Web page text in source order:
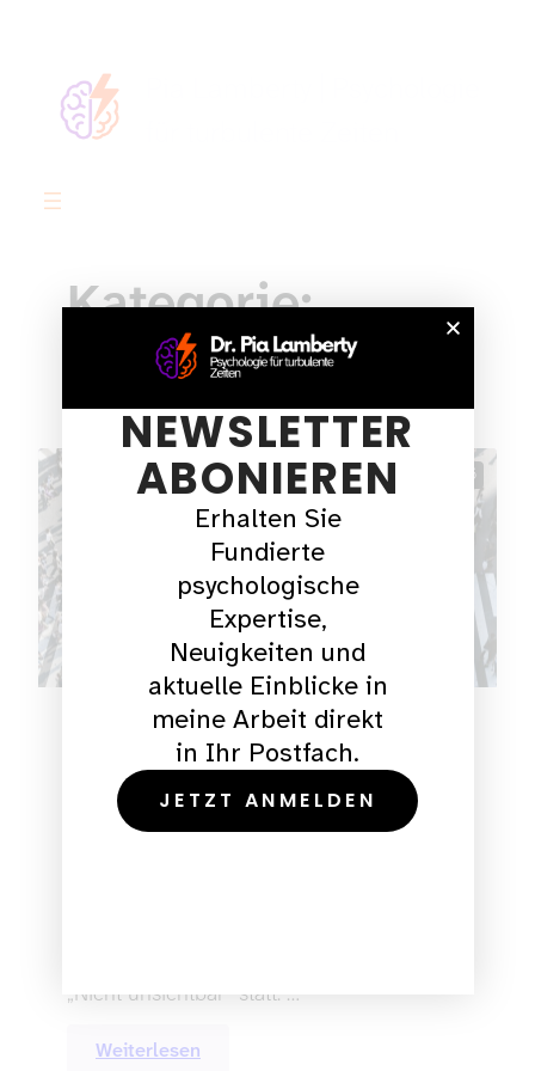
Kategorie:
Autismus
April 2, 2026
Autismus & Gesellschaft
Autismus und Gesellschaft
Weltautismustag 2026. Not Invisible. Nicht
unsichtbar. Der 2. April ist Welt-Autismus-
„Nicht unsichtbar“ statt. …
Weiterlesen
NEWSLETTER
ABONIEREN
Erhalten Sie
Fundierte
psychologische
Expertise,
Neuigkeiten und
aktuelle Einblicke in
meine Arbeit direkt
in Ihr Postfach.
JETZT ANMELDEN